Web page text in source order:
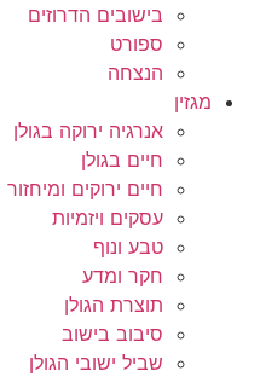
בישובים הדרוזים
ספורט
הנצחה
מגזין
אנרגיה ירוקה בגולן
חיים בגולן
חיים ירוקים ומיחזור
עסקים ויזמיות
טבע ונוף
חקר ומדע
תוצרת הגולן
סיבוב בישוב
שביל ישובי הגולן